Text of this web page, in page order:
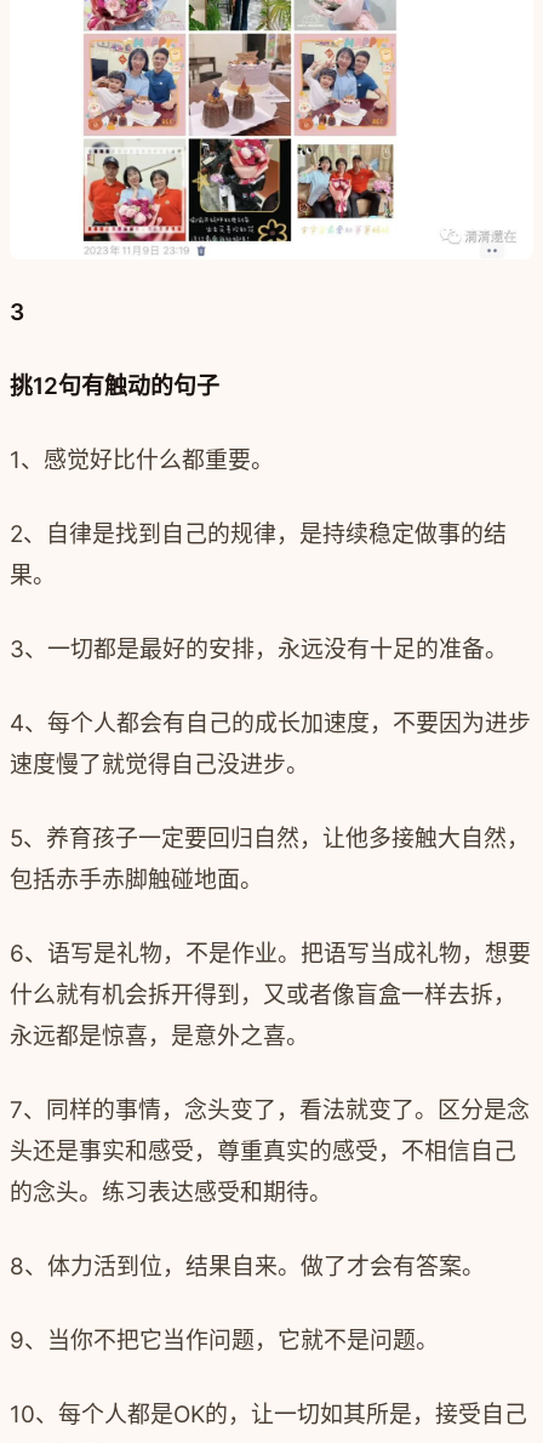
3
挑12句有触动的句子
1、感觉好比什么都重要。
2、自律是找到自己的规律，是持续稳定做事的结
果。
3、一切都是最好的安排，永远没有十足的准备。
4、每个人都会有自己的成长加速度，不要因为进步
速度慢了就觉得自己没进步。
5、养育孩子一定要回归自然，让他多接触大自然，
包括赤手赤脚触碰地面。
6、语写是礼物，不是作业。把语写当成礼物，想要
什么就有机会拆开得到，又或者像盲盒一样去拆，
永远都是惊喜，是意外之喜。
7、同样的事情，念头变了，看法就变了。区分是念
头还是事实和感受，尊重真实的感受，不相信自己
的念头。练习表达感受和期待。
8、体力活到位，结果自来。做了才会有答案。
9、当你不把它当作问题，它就不是问题。
10、每个人都是OK的，让一切如其所是，接受自己